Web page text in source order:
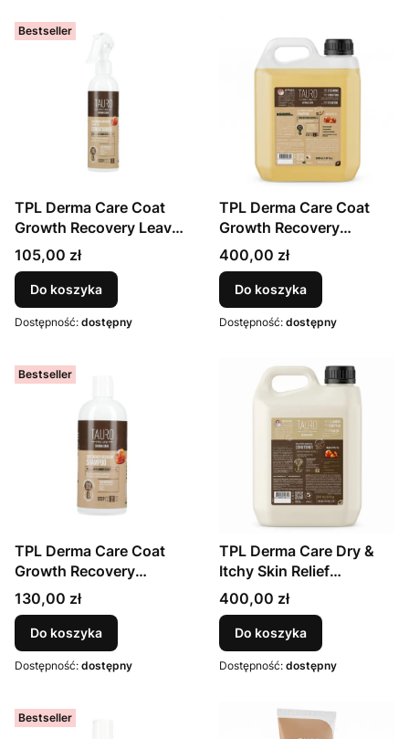
Bestseller
TPL Derma Care Coat
Growth Recovery Leave-
In Conditioner spray 250
ml
Cena
105,00 zł
Do koszyka
Dostępność: dostępny
TPL Derma Care Coat
Growth Recovery
Shampoo 2000 ml
Cena
400,00 zł
Do koszyka
Dostępność: dostępny
Bestseller
TPL Derma Care Coat
Growth Recovery
Shampoo 400 ml
Cena
130,00 zł
Do koszyka
Dostępność: dostępny
TPL Derma Care Dry &
Itchy Skin Relief
Conditioner 2000 ml
Cena
400,00 zł
Do koszyka
Dostępność: dostępny
Bestseller